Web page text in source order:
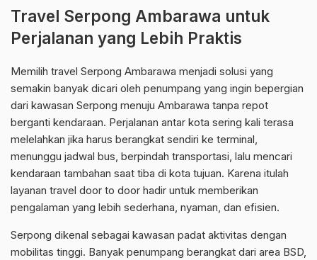
Travel Serpong Ambarawa untuk
Perjalanan yang Lebih Praktis
Memilih travel Serpong Ambarawa menjadi solusi yang
semakin banyak dicari oleh penumpang yang ingin bepergian
dari kawasan Serpong menuju Ambarawa tanpa repot
berganti kendaraan. Perjalanan antar kota sering kali terasa
melelahkan jika harus berangkat sendiri ke terminal,
menunggu jadwal bus, berpindah transportasi, lalu mencari
kendaraan tambahan saat tiba di kota tujuan. Karena itulah
layanan travel door to door hadir untuk memberikan
pengalaman yang lebih sederhana, nyaman, dan efisien.
Serpong dikenal sebagai kawasan padat aktivitas dengan
mobilitas tinggi. Banyak penumpang berangkat dari area BSD,